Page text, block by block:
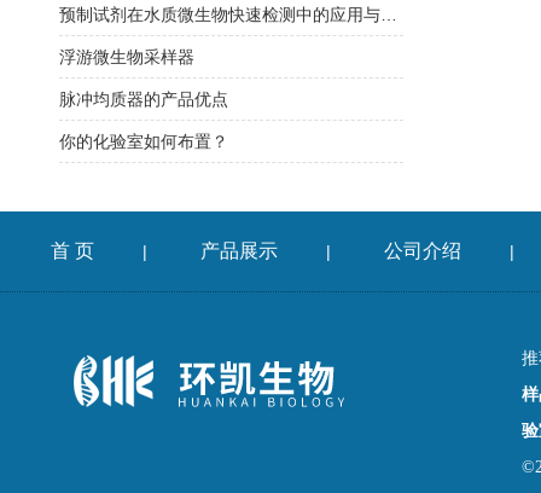
浮游微生物采样器
脉冲均质器的产品优点
你的化验室如何布置？
首 页 | 产品展示 | 公司介绍 |